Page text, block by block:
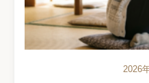
2026